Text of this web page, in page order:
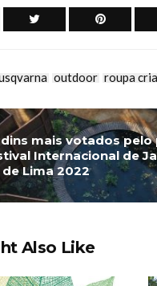
outdoor roupa
mais votados pelo
Internacional de
Lima 2022
Also Like